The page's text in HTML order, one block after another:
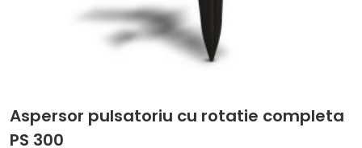
Aspersor pulsatoriu cu rotatie completa
PS 300